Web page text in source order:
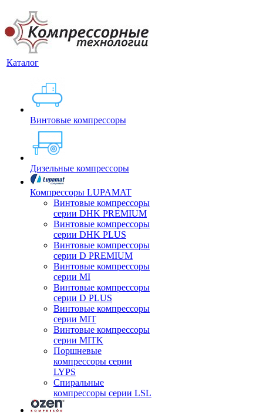
Каталог
Винтовые компрессоры
Дизельные компрессоры
Компрессоры LUPAMAT
Винтовые компрессоры
серии DHK PREMIUM
Винтовые компрессоры
серии DHK PLUS
Винтовые компрессоры
серии D PREMIUM
Винтовые компрессоры
серии MI
Винтовые компрессоры
серии D PLUS
Винтовые компрессоры
серии MIT
Винтовые компрессоры
серии MITK
Поршневые
компрессоры серии
LYPS
Спиральные
компрессоры серии LSL